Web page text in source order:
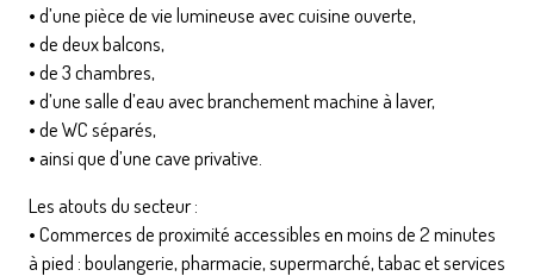
• d’une pièce de vie lumineuse avec cuisine ouverte,
• de deux balcons,
• de 3 chambres,
• d’une salle d’eau avec branchement machine à laver,
• de WC séparés,
• ainsi que d’une cave privative.
Les atouts du secteur :
• Commerces de proximité accessibles en moins de 2 minutes
à pied : boulangerie, pharmacie, supermarché, tabac et services